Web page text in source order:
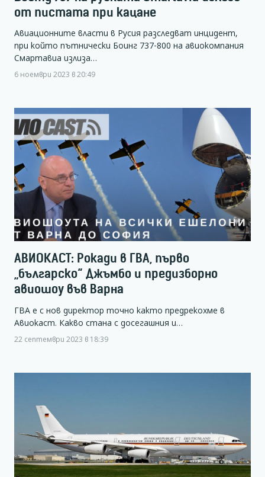
от пистата при кацане
Авиационните власти в Русия разследват инцидент,
при който пътнически Боинг 737-800 на авиокомпания
Смартавиа излиза…
6 ноември 2023 в 20:49
АВИОКАСТ: Рокади в ГВА, първо
„българско“ Джъмбо и предизборно
авиошоу във Варна
ГВА е с нов директор точно както предрекохме в
Авиокаст. Какво стана с досегашния и…
22 септември 2023 в 18:39